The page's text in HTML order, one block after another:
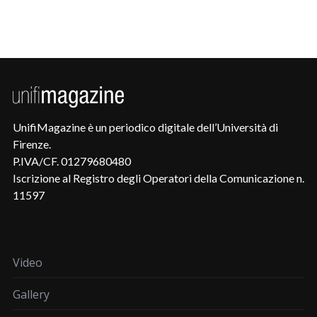
UnifiMagazine è un periodico digitale dell’Università di
Firenze.
P.IVA/CF. 01279680480
Iscrizione al Registro degli Operatori della Comunicazione n.
11597